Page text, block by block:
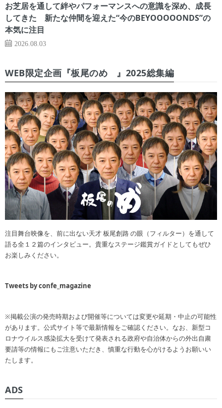
お芝居を通して絆やパフォーマンスへの意識を深め、成長
してきた 新たな仲間を迎えた“今のBEYOOOOONDS”の
本気に注目
2026.08.03
WEB限定企画『板尾のめ゙』2025総集編
注目舞台映像を、前に出ない天才 板尾創路 の眼（フィルター）を通して
語る全１２篇のインタビュー。貴重なステージ鑑賞ガイドとしてもぜひ
お楽しみください。
Tweets by confe_magazine
※掲載公演の発売時期および開催等については変更や延期・中止の可能性
があります。公式サイト等で最新情報をご確認ください。なお、新型コ
ロナウイルス感染拡大を受けて発表される政府や自治体からの外出自粛
要請等の情報にもご注意いただき、慎重な行動を心がけるようお願いい
たします。
ADS